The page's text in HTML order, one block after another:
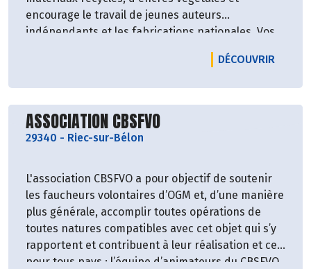
encourage le travail de jeunes auteurs
indépendants et les fabrications nationales. Vos
écologiques et solidaires destinés à sensibiliser
personnalisés servant de support de
communication pour les associations, les
durable.
DÉCOUVRIR
Découvrir le producteur
ASSOCIATION CBSFVO
29340 - Riec-sur-Bélon
L'association CBSFVO a pour objectif de soutenir
les faucheurs volontaires d’OGM et, d’une manière
plus générale, accomplir toutes opérations de
toutes natures compatibles avec cet objet qui s’y
rapportent et contribuent à leur réalisation et ce,
pour tous pays ; l’équipe d’animateurs du CBSFVO